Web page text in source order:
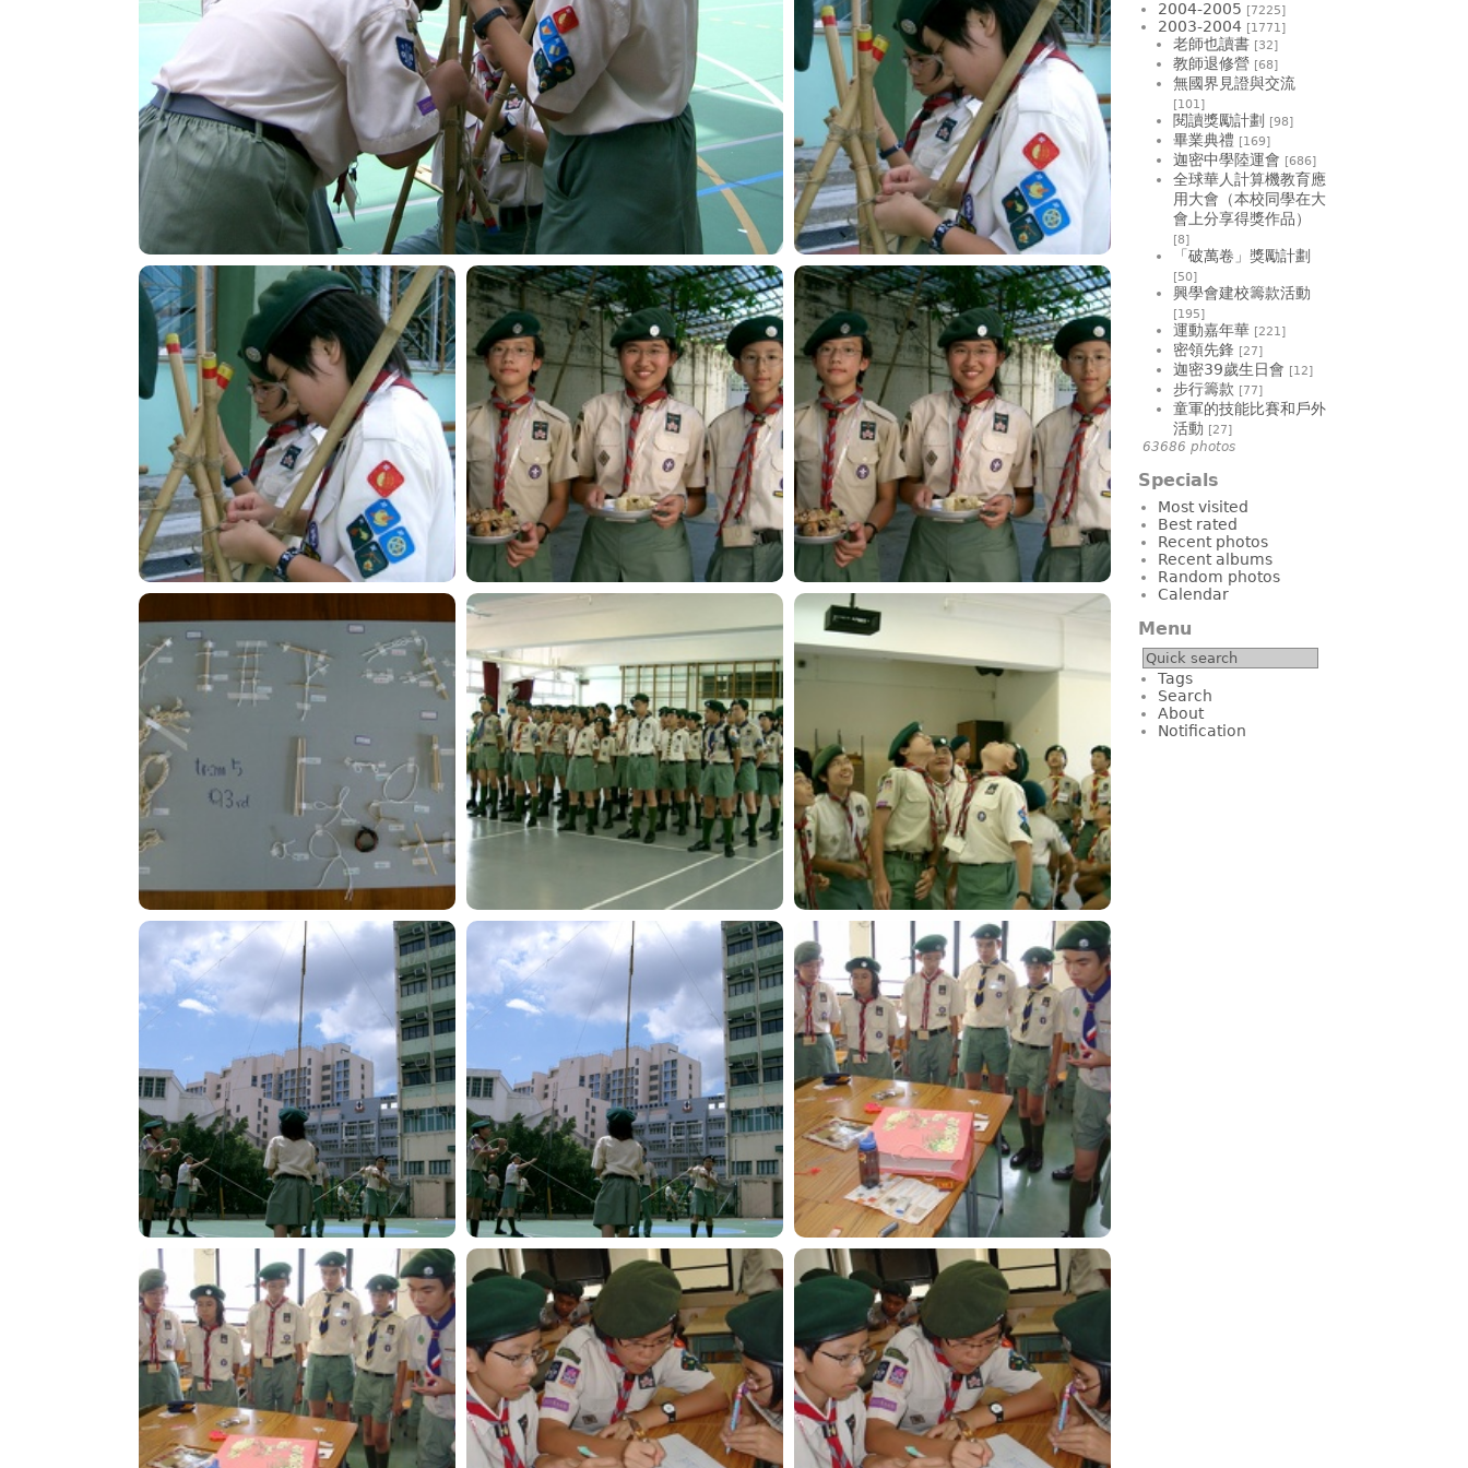
2004-2005 [7225]
2003-2004 [1771]
老師也讀書 [32]
教師退修營 [68]
無國界見證與交流
[101]
閱讀獎勵計劃 [98]
畢業典禮 [169]
迦密中學陸運會 [686]
全球華人計算機教育應
用大會（本校同學在大
會上分享得獎作品）
[8]
「破萬卷」獎勵計劃
[50]
興學會建校籌款活動
[195]
運動嘉年華 [221]
密領先鋒 [27]
迦密39歲生日會 [12]
步行籌款 [77]
童軍的技能比賽和戶外
活動 [27]
63686 photos
Specials
Most visited
Best rated
Recent photos
Recent albums
Random photos
Calendar
Menu
Tags
Search
About
Notification